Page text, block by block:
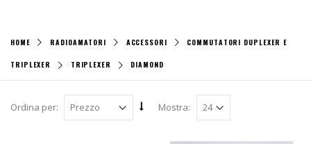
HOME RADIOAMATORI ACCESSORI COMMUTATORI DUPLEXER E
TRIPLEXER TRIPLEXER DIAMOND
Ordina per: Mostra: